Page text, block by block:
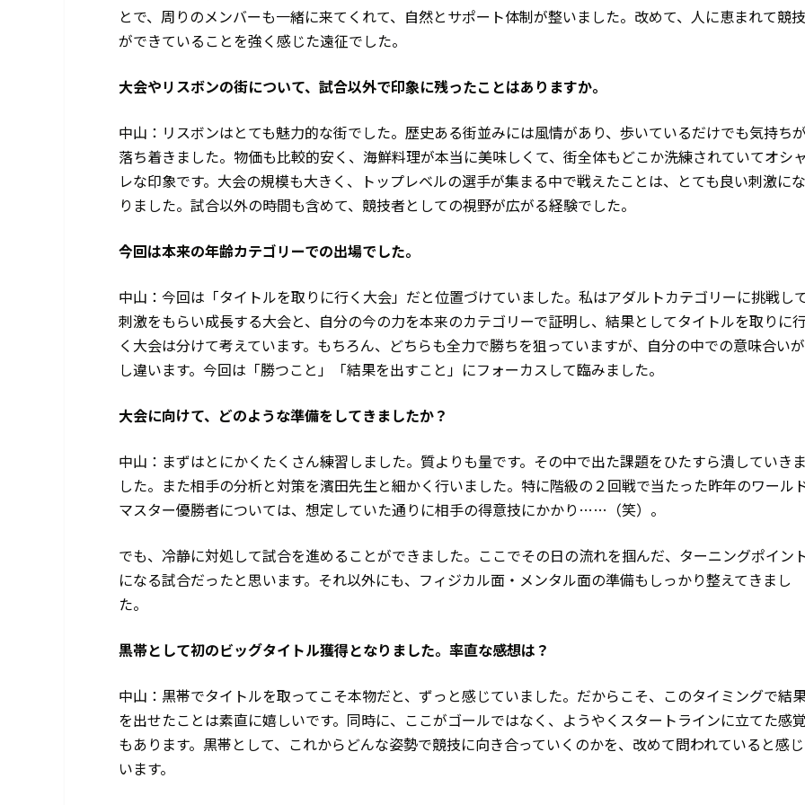
とで、周りのメンバーも一緒に来てくれて、自然とサポート体制が整いました。改めて、人に恵まれて競技
ができていることを強く感じた遠征でした。
――大会やリスボンの街について、試合以外で印象に残ったことはありますか。
中山：リスボンはとても魅力的な街でした。歴史ある街並みには風情があり、歩いているだけでも気持ちが
落ち着きました。物価も比較的安く、海鮮料理が本当に美味しくて、街全体もどこか洗練されていてオシャ
レな印象です。大会の規模も大きく、トップレベルの選手が集まる中で戦えたことは、とても良い刺激にな
りました。試合以外の時間も含めて、競技者としての視野が広がる経験でした。
――今回は本来の年齢カテゴリーでの出場でした。
中山：今回は「タイトルを取りに行く大会」だと位置づけていました。私はアダルトカテゴリーに挑戦し
刺激をもらい成長する大会と、自分の今の力を本来のカテゴリーで証明し、結果としてタイトルを取りに
く大会は分けて考えています。もちろん、どちらも全力で勝ちを狙っていますが、自分の中での意味合い
し違います。今回は「勝つこと」「結果を出すこと」にフォーカスして臨みました。
――大会に向けて、どのような準備をしてきましたか？
中山：まずはとにかくたくさん練習しました。質よりも量です。その中で出た課題をひたすら潰していきま
した。また相手の分析と対策を濱田先生と細かく行いました。特に階級の２回戦で当たった昨年のワール
マスター優勝者については、想定していた通りに相手の得意技にかかり……（笑）。
でも、冷静に対処して試合を進めることができました。ここでその日の流れを掴んだ、ターニングポイン
になる試合だったと思います。それ以外にも、フィジカル面・メンタル面の準備もしっかり整えてきまし
た。
――黒帯として初のビッグタイトル獲得となりました。率直な感想は？
中山：黒帯でタイトルを取ってこそ本物だと、ずっと感じていました。だからこそ、このタイミングで結
を出せたことは素直に嬉しいです。同時に、ここがゴールではなく、ようやくスタートラインに立てた感覚
もあります。黒帯として、これからどんな姿勢で競技に向き合っていくのかを、改めて問われていると感
います。